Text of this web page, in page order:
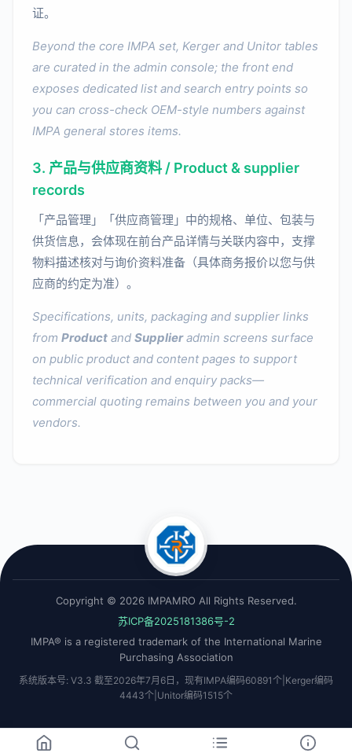
证。
Beyond the core IMPA set, Kerger and Unitor tables
are curated in the admin console; the front end
exposes dedicated list and search entry points so
you can cross-check OEM-style numbers against
IMPA general stores items.
3. 产品与供应商资料 / Product & supplier
records
「产品管理」「供应商管理」中的规格、单位、包装与
供货信息，会体现在前台产品详情与关联内容中，支撑
物料描述核对与询价资料准备（具体商务报价以您与供
应商的约定为准）。
Specifications, units, packaging and supplier links
from Product and Supplieradmin screens surface
on public product and content pages to support
technical verification and enquiry packs—
commercial quoting remains between you and your
vendors.
Copyright © 2026 IMPAMRO All Rights Reserved.
苏ICP备2025181386号-2
IMPA® is a registered trademark of the International Marine
Purchasing Association
系统版本号: V3.3 截至2026年7月6日，现有IMPA编码60891个|Kerger编码
4443个|Unitor编码1515个